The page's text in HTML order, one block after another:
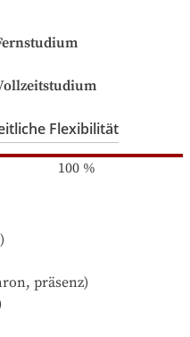
Flexibilität
100%
präsenz)